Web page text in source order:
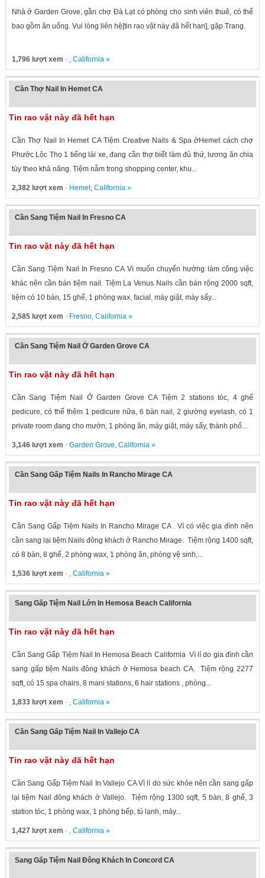
Nhà ở Garden Grove, gần chợ Đà Lạt có phòng cho sinh viên thuê, có thể
bao gồm ăn uống. Vui lòng liên hệ[tin rao vặt này đã hết hạn], gặp Trang.
1,796 lượt xem · , California»
Cần Thợ Nail In Hemet CA
Tin rao vặt này đã hết hạn
Cần Thợ Nail In Hemet CA Tiệm Creative Nails & Spa ởHemet cách chợ
Phước Lộc Thọ 1 tiếng lái xe, đang cần thợ biết làm đủ thứ, lương ăn chia
tùy theo khả năng. Tiệm nằm trong shopping center, khu...
2,382 lượt xem · Hemet, California»
Cần Sang Tiệm Nail In Fresno CA
Tin rao vặt này đã hết hạn
Cần Sang Tiệm Nail In Fresno CA Vì muốn chuyển hướng làm công việc
khác nên cần bán tiệm nail. Tiệm La Venus Nails cần bán rộng 2000 sqft,
tiệm có 10 bàn, 15 ghế, 1 phòng wax, facial, máy giặt, máy sấy...
2,585 lượt xem · Fresno, California»
Cần Sang Tiệm Nail Ở Garden Grove CA
Tin rao vặt này đã hết hạn
Cần Sang Tiệm Nail Ở Garden Grove CA Tiệm 2 stations tóc, 4 ghế
pedicure, có thể thêm 1 pedicure nữa, 6 bàn nail, 2 giường eyelash, có 1
private room đang cho mướn, 1 phòng ăn, máy giặt, máy sấy, thành phố...
3,146 lượt xem · Garden Grove, California»
Cần Sang Gấp Tiệm Nails In Rancho Mirage CA
Tin rao vặt này đã hết hạn
Cần Sang Gấp Tiệm Nails In Rancho Mirage CA . Vì có việc gia đình nên
cần sang lại tiệm Nails đông khách ở Rancho Mirage. Tiệm rộng 1400 sqft,
có 8 bàn, 8 ghế, 2 phòng wax, 1 phòng ăn, phòng vệ sinh,...
1,536 lượt xem · , California»
Sang Gấp Tiệm Nail Lớn In Hemosa Beach California
Tin rao vặt này đã hết hạn
Cần Sang Gấp Tiệm Nail In Hemosa Beach California Vì lí do gia đình cần
sang gấp tiệm Nails đông khách ở Hemosa beach CA. Tiệm rộng 2277
sqft, có 15 spa chairs, 8 mani stations, 6 hair stations , phòng...
1,833 lượt xem · , California»
Cần Sang Gấp Tiệm Nail In Vallejo CA
Tin rao vặt này đã hết hạn
Cần Sang Gấp Tiệm Nail In Vallejo CA Vì lí do sức khỏe nên cần sang gấp
lại tiệm Nail đông khách ở Vallejo. Tiệm rộng 1300 sqft, 5 bàn, 8 ghế, 3
station tóc, 1 phòng wax, 1 phòng bếp, tủ lạnh, máy...
1,427 lượt xem · , California»
Sang Gấp Tiệm Nail Đông Khách In Concord CA